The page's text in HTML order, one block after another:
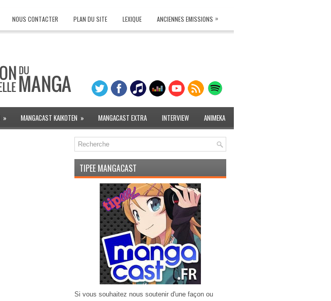
NOUS CONTACTER PLAN DU SITE LEXIQUE ANCIENNES EMISSIONS »
» MANGACAST KAIKOTEN » MANGACAST EXTRA INTERVIEW ANIMEKA
TIPEE MANGACAST
Si vous souhaitez nous soutenir d'une façon ou